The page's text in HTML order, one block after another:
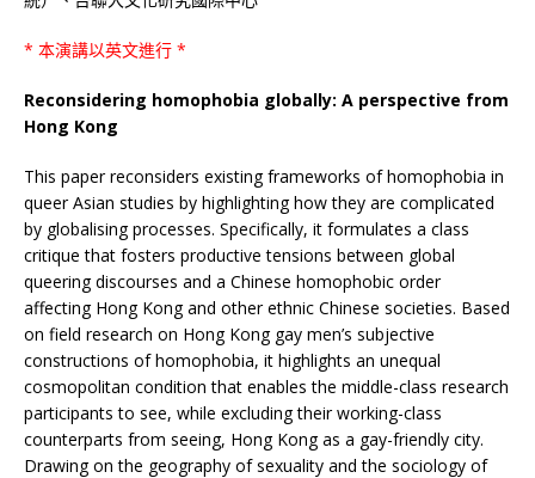
* 本演講以英文進行 *
Reconsidering homophobia globally: A perspective from
Hong Kong
This paper reconsiders existing frameworks of homophobia in
queer Asian studies by highlighting how they are complicated
by globalising processes. Specifically, it formulates a class
critique that fosters productive tensions between global
queering discourses and a Chinese homophobic order
affecting Hong Kong and other ethnic Chinese societies. Based
on field research on Hong Kong gay men’s subjective
constructions of homophobia, it highlights an unequal
cosmopolitan condition that enables the middle-class research
participants to see, while excluding their working-class
counterparts from seeing, Hong Kong as a gay-friendly city.
Drawing on the geography of sexuality and the sociology of